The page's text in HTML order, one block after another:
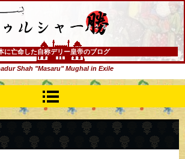
ャー勝(まさる)
に亡命した自称デリー皇帝のブログ
Shah "Masaru" Mughal in Exile